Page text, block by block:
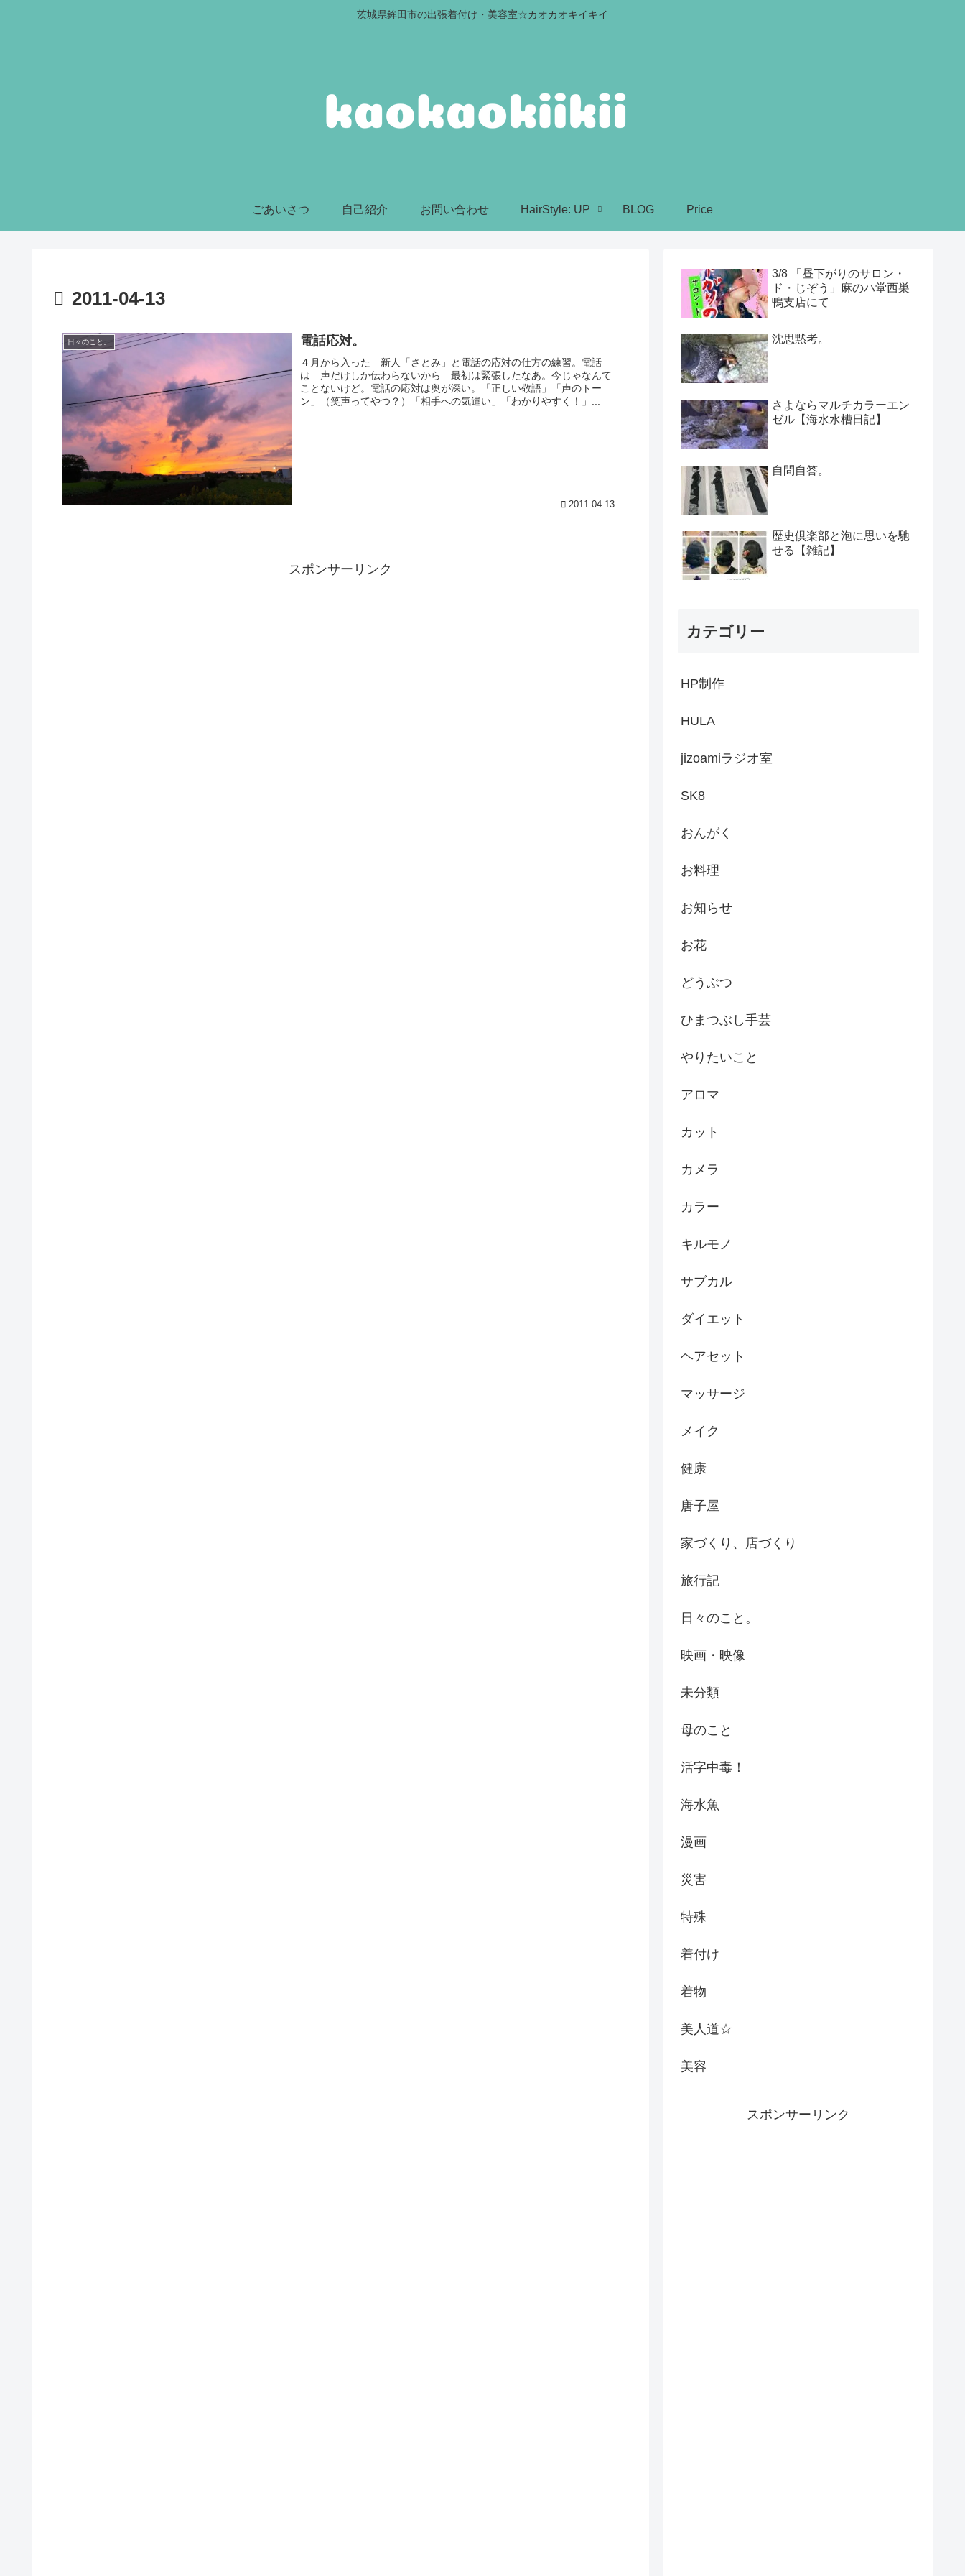
茨城県鉾田市の出張着付け・美容室☆カオカオキイキイ
ごあいさつ 自己紹介 お問い合わせ HairStyle: UP BLOG Price
2011-04-13
日々のこと。 電話応対。
４月から入った 新人「さとみ」と電話の応対の仕方の練習。電話
は 声だけしか伝わらないから 最初は緊張したなあ。今じゃなんて
ことないけど。電話の応対は奥が深い。「正しい敬語」「声のトー
ン」（笑声ってやつ？）「相手への気遣い」「わかりやすく！」...
2011.04.13
スポンサーリンク
3/8 「昼下がりのサロン・
ド・じぞう」麻のハ堂西巣
鴨支店にて
沈思黙考。
さよならマルチカラーエン
ゼル【海水水槽日記】
自問自答。
歴史倶楽部と泡に思いを馳
せる【雑記】
カテゴリー
HP制作
HULA
jizoamiラジオ室
SK8
おんがく
お料理
お知らせ
お花
どうぶつ
ひまつぶし手芸
やりたいこと
アロマ
カット
カメラ
カラー
キルモノ
サブカル
ダイエット
ヘアセット
マッサージ
メイク
健康
唐子屋
家づくり、店づくり
旅行記
日々のこと。
映画・映像
未分類
母のこと
活字中毒！
海水魚
漫画
災害
特殊
着付け
着物
美人道☆
美容
スポンサーリンク